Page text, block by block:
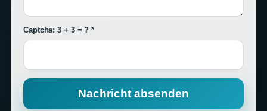
Captcha: 3 + 3 = ? *
Nachricht absenden